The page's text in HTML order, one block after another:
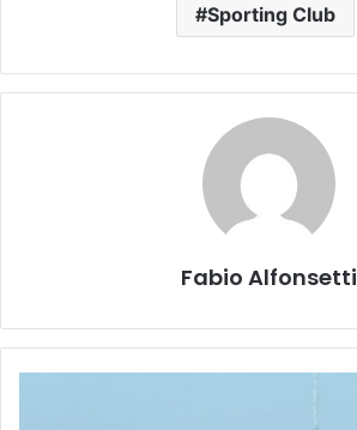
Sporting Club
Fabio Alfonsetti